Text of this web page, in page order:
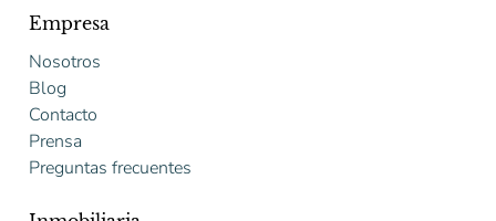
Empresa
Nosotros
Blog
Contacto
Prensa
Preguntas frecuentes